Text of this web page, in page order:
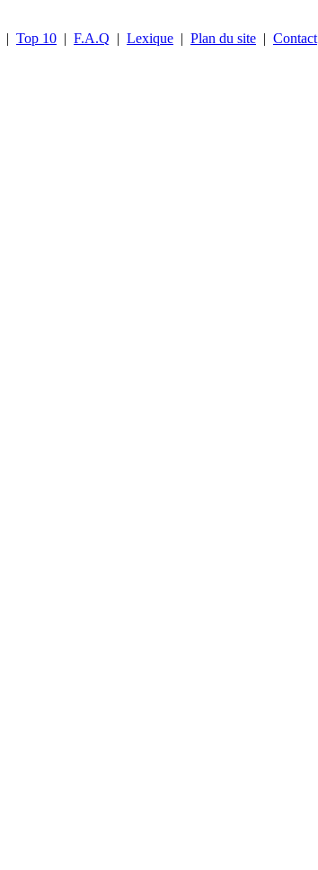
| Top 10 | F.A.Q | Lexique | Plan du site | Contact